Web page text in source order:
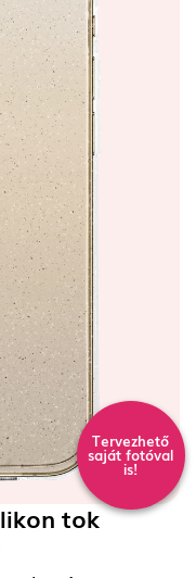
Tervezhető
saját fotóval
is!
tok